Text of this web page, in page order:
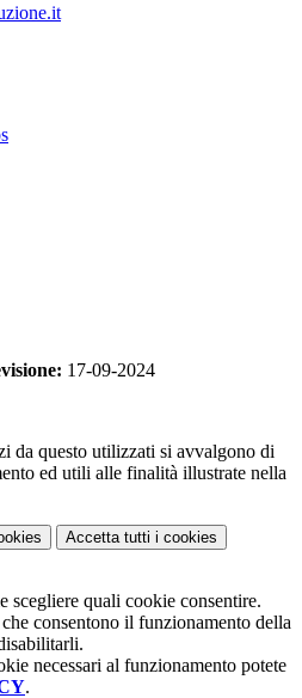
17-09-2024
da questo utilizzati si avvalgono di
ed utili alle finalità illustrate nella
Accetta tutti i cookies
scegliere quali cookie consentire.
consentono il funzionamento della
necessari al funzionamento potete
.